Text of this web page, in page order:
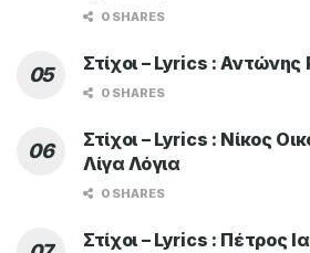
0 SHARES
Στίχοι – Lyrics :
0 SHARES
Στίχοι – Lyrics : Νίκος
Λίγα Λόγια
0 SHARES
Στίχοι – Lyrics : Πέτρος